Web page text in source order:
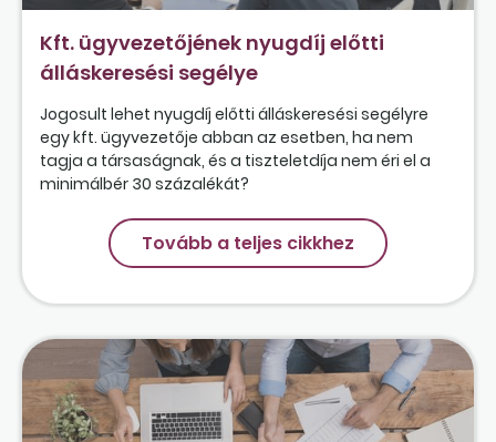
Kft. ügyvezetőjének nyugdíj előtti
álláskeresési segélye
Jogosult lehet nyugdíj előtti álláskeresési segélyre
egy kft. ügyvezetője abban az esetben, ha nem
tagja a társaságnak, és a tiszteletdíja nem éri el a
minimálbér 30 százalékát?
Tovább a teljes cikkhez